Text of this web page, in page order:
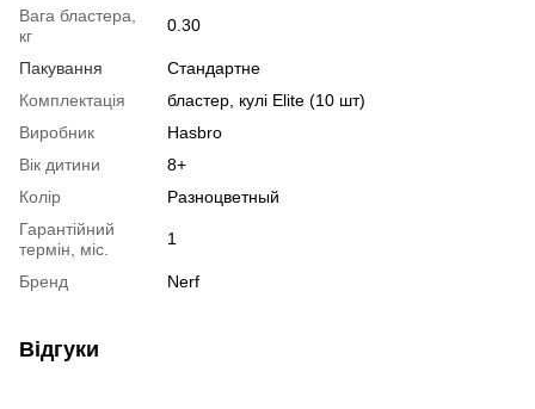
Вага бластера,
кг
0.30
Пакування
Стандартне
Комплектація
бластер, кулі Elite (10 шт)
Виробник
Hasbro
Вік дитини
8+
Колір
Разноцветный
Гарантійний
термін, міс.
1
Бренд Nerf
Відгуки